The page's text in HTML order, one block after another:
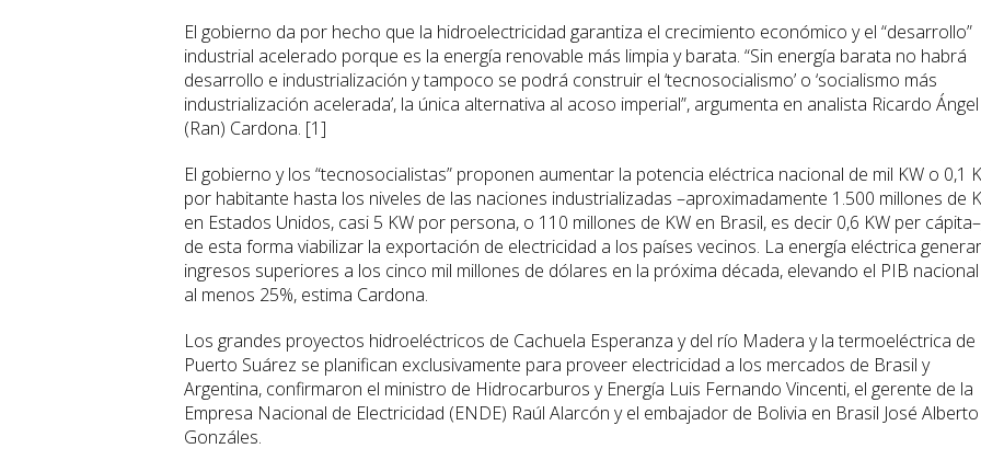
El gobierno da por hecho que la hidroelectricidad garantiza el crecimiento económico y el “desarrollo”
industrial acelerado porque es la energía renovable más limpia y barata. “Sin energía barata no habrá
desarrollo e industrialización y tampoco se podrá construir el ‘tecnosocialismo’ o ‘socialismo más
industrialización acelerada’, la única alternativa al acoso imperial”, argumenta en analista Ricardo Ángel
(Ran) Cardona. [1]
El gobierno y los “tecnosocialistas” proponen aumentar la potencia eléctrica nacional de mil KW o 0,1
por habitante hasta los niveles de las naciones industrializadas –aproximadamente 1.500 millones de
en Estados Unidos, casi 5 KW por persona, o 110 millones de KW en Brasil, es decir 0,6 KW per
de esta forma viabilizar la exportación de electricidad a los países vecinos. La energía eléctrica
ingresos superiores a los cinco mil millones de dólares en la próxima década, elevando el PIB
al menos 25%, estima Cardona.
Los grandes proyectos hidroeléctricos de Cachuela Esperanza y del río Madera y la termoeléctrica de
Puerto Suárez se planifican exclusivamente para proveer electricidad a los mercados de Brasil y
Argentina, confirmaron el ministro de Hidrocarburos y Energía Luis Fernando Vincenti, el gerente de la
Empresa Nacional de Electricidad (ENDE) Raúl Alarcón y el embajador de Bolivia en Brasil José Alberto
Gonzáles.